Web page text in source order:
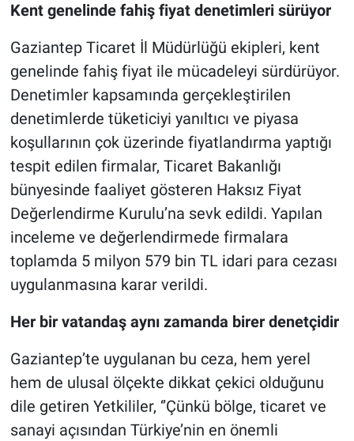
Kent genelinde fahiş fiyat denetimleri sürüyor
Gaziantep Ticaret İl Müdürlüğü ekipleri, kent
genelinde fahiş fiyat ile mücadeleyi sürdürüyor.
Denetimler kapsamında gerçekleştirilen
denetimlerde tüketiciyi yanıltıcı ve piyasa
koşullarının çok üzerinde fiyatlandırma yaptığı
tespit edilen firmalar, Ticaret Bakanlığı
bünyesinde faaliyet gösteren Haksız Fiyat
Değerlendirme Kurulu’na sevk edildi. Yapılan
inceleme ve değerlendirmede firmalara
toplamda 5 milyon 579 bin TL idari para cezası
uygulanmasına karar verildi.
Her bir vatandaş aynı zamanda birer denetçidir
Gaziantep’te uygulanan bu ceza, hem yerel
hem de ulusal ölçekte dikkat çekici olduğunu
dile getiren Yetkililer, ‘’Çünkü bölge, ticaret ve
sanayi açısından Türkiye’nin en önemli